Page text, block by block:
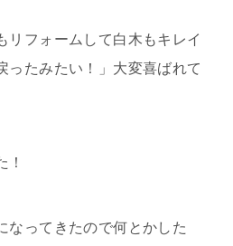
リフォームして白木もキレイ
ったみたい！」大変喜ばれて
！
なってきたので何とかした